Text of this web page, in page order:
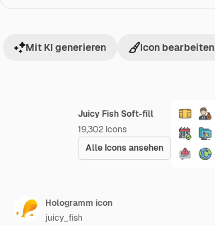
Juicy Fish Soft-fill
19,302 Icons
Alle Icons ansehen
Mit KI generieren Icon bearbeiten
Hologramm icon
juicy_fish